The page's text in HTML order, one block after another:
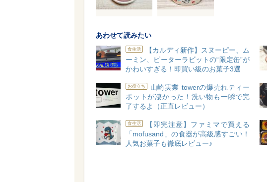
あわせて読みたい
食生活
【カルディ新作】スヌーピー、ム
ーミン、ピーターラビットの“限定缶”が
かわいすぎる！即買い級のお菓子3選
お役立ち
山崎実業 towerの爆売れティー
ポットが凄かった！洗い物も一瞬で完
了するよ（正直レビュー）
食生活
【即完注意】ファミマで買える
「mofusand」の食器が高級感すごい！
人気お菓子も徹底レビュー♪